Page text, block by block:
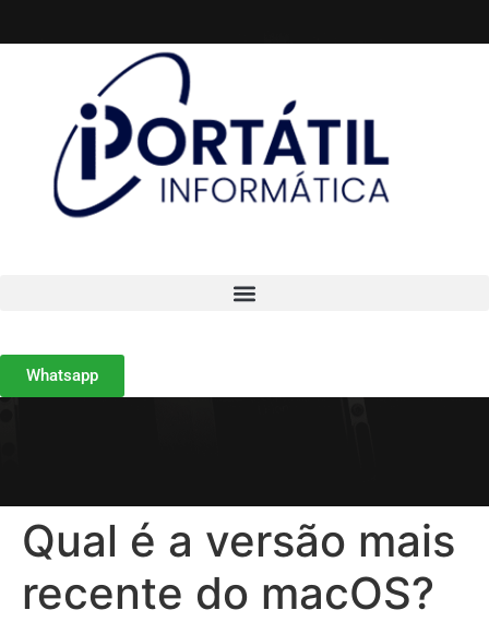
Whatsapp
Qual é a versão mais
recente do macOS?